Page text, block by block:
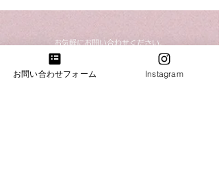
​お気軽にお問い合わせください。
お問合わせ・試弾のご予約
お問い合わせフォーム Instagram